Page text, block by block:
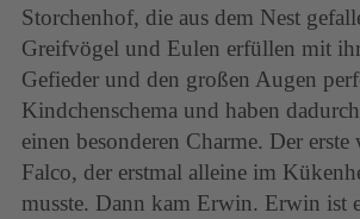
Storchenhof, die aus dem Nest
Greifvögel und Eulen erfüllen mit
Gefieder und den großen Augen
Kindchenschema und haben
einen besonderen Charme. Der
Falco, der erstmal alleine im
musste. Dann kam Erwin. Erwin ist